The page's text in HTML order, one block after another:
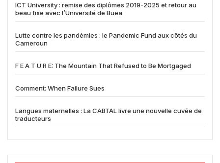
ICT University : remise des diplômes 2019-2025 et retour au
beau fixe avec l’Université de Buea
Lutte contre les pandémies : le Pandemic Fund aux côtés du
Cameroun
F E A T U R E: The Mountain That Refused to Be Mortgaged
Comment: When Failure Sues
Langues maternelles : La CABTAL livre une nouvelle cuvée de
traducteurs